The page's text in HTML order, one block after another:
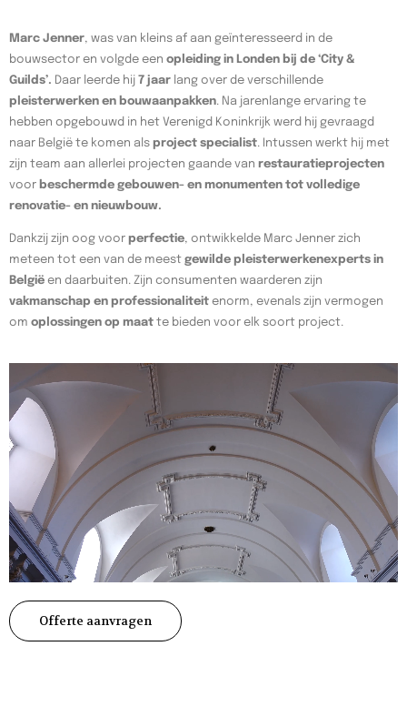
Marc Jenner, was van kleins af aan geïnteresseerd in de
bouwsector en volgde een opleiding in Londen bij de ‘City &
Guilds’. Daar leerde hij 7 jaar lang over de verschillende
pleisterwerken en bouwaanpakken. Na jarenlange ervaring te
hebben opgebouwd in het Verenigd Koninkrijk werd hij gevraagd
naar België te komen als project specialist. Intussen werkt hij met
zijn team aan allerlei projecten gaande van restauratieprojecten
voor beschermde gebouwen- en monumenten tot volledige
renovatie- en nieuwbouw.
Dankzij zijn oog voor perfectie, ontwikkelde Marc Jenner zich
meteen tot een van de meest gewilde pleisterwerkenexperts in
België en daarbuiten. Zijn consumenten waarderen zijn
vakmanschap en professionaliteit enorm, evenals zijn vermogen
om oplossingen op maat te bieden voor elk soort project.
Offerte aanvragen